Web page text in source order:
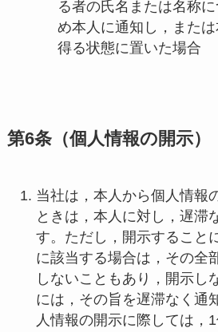
る者の氏名または名称
め本人に通知し，また
得る状態に置いた場合
第6条（個人情報の開示）
当社は，本人から個人情報
ときは，本人に対し，遅滞
す。ただし，開示すること
に該当する場合は，その全
しないこともあり，開示し
には，その旨を遅滞なく通
人情報の開示に際しては，